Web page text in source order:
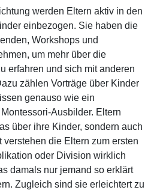
werden Eltern aktiv in den
einbezogen. Sie haben die
Workshops und
um mehr über die
erfahren und sich mit anderen
zählen Vorträge über Kinder
genauso wie ein
Ausbilder. Eltern
über ihre Kinder, sondern auch
verstehen die Eltern zum ersten
oder Division wirklich
damals nur jemand so erklärt
Zugleich sind sie erleichtert zu